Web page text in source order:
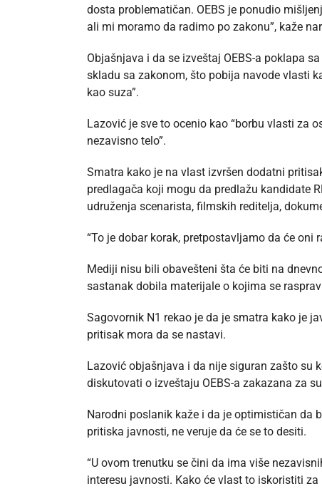
dosta problematičan. OEBS je ponudio
ali mi moramo da radimo po zakonu”, kaže
Objašnjava i da se izveštaj OEBS-a poklapa
skladu sa zakonom, što pobija navode vlasti
kao suza”.
Lazović je sve to ocenio kao “borbu vlasti za
nezavisno telo”.
Smatra kako je na vlast izvršen dodatni
predlagača koji mogu da predlažu kandidate
udruženja scenarista, filmskih reditelja,
“To je dobar korak, pretpostavljamo da će oni
Mediji nisu bili obavešteni šta će biti na
sastanak dobila materijale o kojima se
Sagovornik N1 rekao je da je smatra kako je
pritisak mora da se nastavi.
Lazović objašnjava i da nije siguran zašto su
diskutovati o izveštaju OEBS-a zakazana za
Narodni poslanik kaže i da je optimističan da
pritiska javnosti, ne veruje da će se to desiti.
“U ovom trenutku se čini da ima više
interesu javnosti. Kako će vlast to iskoristiti